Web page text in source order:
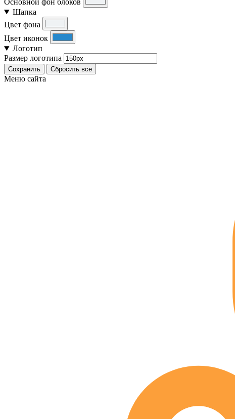
Основной фон блоков
Шапка
Цвет фона
Цвет иконок
Логотип
Размер логотипа
Сохранить Сбросить все
Меню сайта